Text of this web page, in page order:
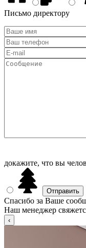
Письмо директору
докажите, что вы
Спасибо за Ваше
Наш менеджер